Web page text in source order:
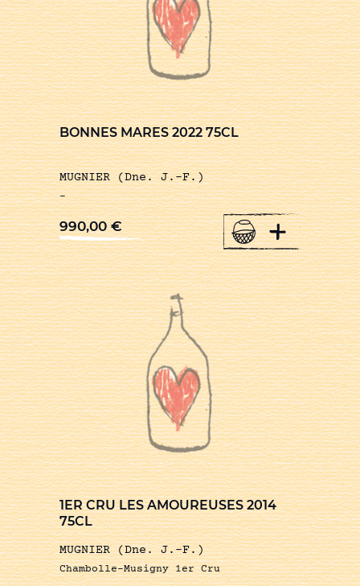
BONNES MARES 2022 75CL
MUGNIER (Dne. J.-F.)
-
990,00€ +
1ER CRU LES AMOUREUSES 2014
75CL
MUGNIER (Dne. J.-F.)
Chambolle-Musigny 1er Cru